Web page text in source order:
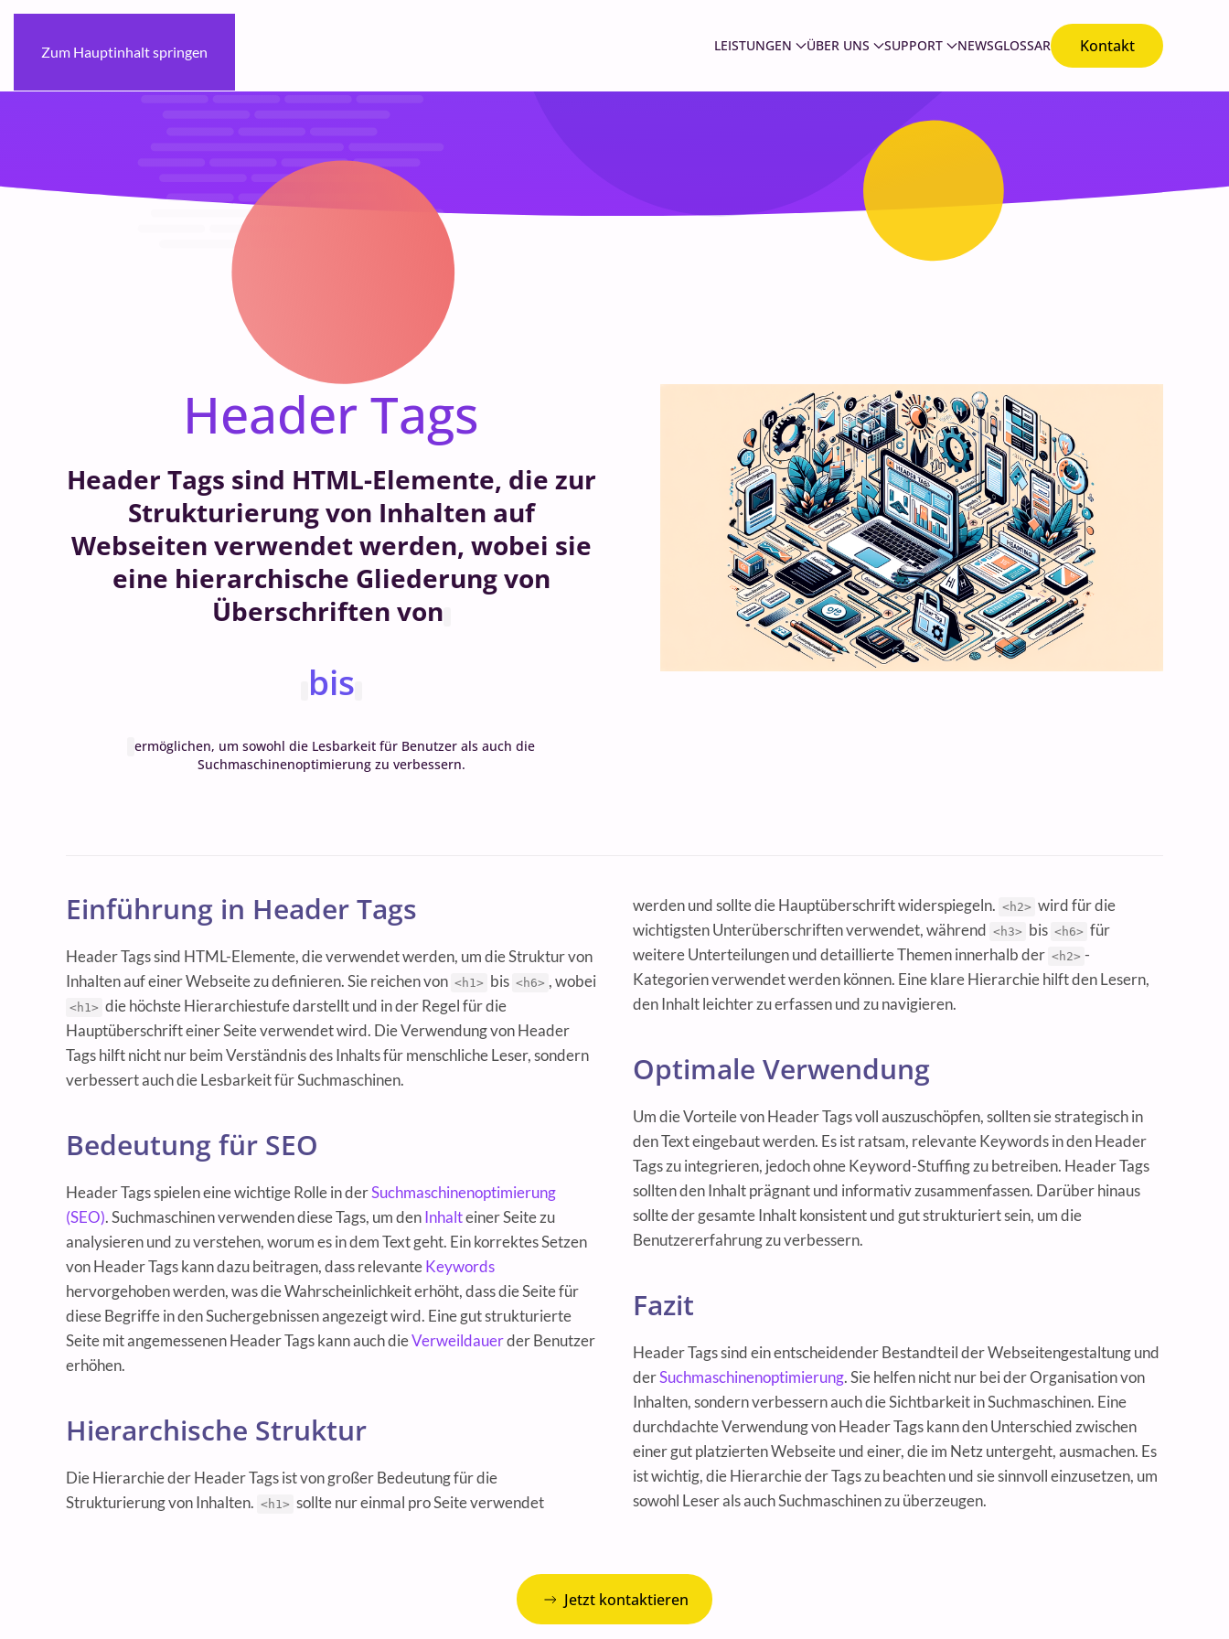
Zum Hauptinhalt springen LEISTUNGEN ÜBER UNS SUPPORT NEWSGLOSSAR Kontakt
Header Tags
Header Tags sind HTML-Elemente, die zur
Strukturierung von Inhalten auf
Webseiten verwendet werden, wobei sie
eine hierarchische Gliederung von
Überschriften von
bis
ermöglichen, um sowohl die Lesbarkeit für Benutzer als auch die
Suchmaschinenoptimierung zu verbessern.
Einführung in Header Tags
Header Tags sind HTML-Elemente, die verwendet werden, um die Struktur von
Inhalten auf einer Webseite zu definieren. Sie reichen von <h1> bis <h6> , wobei
<h1> die höchste Hierarchiestufe darstellt und in der Regel für die
Hauptüberschrift einer Seite verwendet wird. Die Verwendung von Header
Tags hilft nicht nur beim Verständnis des Inhalts für menschliche Leser, sondern
verbessert auch die Lesbarkeit für Suchmaschinen.
Bedeutung für SEO
Header Tags spielen eine wichtige Rolle in derSuchmaschinenoptimierung
(SEO). Suchmaschinen verwenden diese Tags, um denInhalteiner Seite zu
analysieren und zu verstehen, worum es in dem Text geht. Ein korrektes Setzen
von Header Tags kann dazu beitragen, dass relevanteKeywords
hervorgehoben werden, was die Wahrscheinlichkeit erhöht, dass die Seite für
diese Begriffe in den Suchergebnissen angezeigt wird. Eine gut strukturierte
Seite mit angemessenen Header Tags kann auch dieVerweildauerder Benutzer
erhöhen.
Hierarchische Struktur
Die Hierarchie der Header Tags ist von großer Bedeutung für die
Strukturierung von Inhalten. <h1> sollte nur einmal pro Seite verwendet
werden und sollte die Hauptüberschrift widerspiegeln. <h2> wird für die
wichtigsten Unterüberschriften verwendet, während <h3> bis <h6> für
weitere Unterteilungen und detaillierte Themen innerhalb der <h2> -
Kategorien verwendet werden können. Eine klare Hierarchie hilft den Lesern,
den Inhalt leichter zu erfassen und zu navigieren.
Optimale Verwendung
Um die Vorteile von Header Tags voll auszuschöpfen, sollten sie strategisch in
den Text eingebaut werden. Es ist ratsam, relevante Keywords in den Header
Tags zu integrieren, jedoch ohne Keyword-Stuffing zu betreiben. Header Tags
sollten den Inhalt prägnant und informativ zusammenfassen. Darüber hinaus
sollte der gesamte Inhalt konsistent und gut strukturiert sein, um die
Benutzererfahrung zu verbessern.
Fazit
Header Tags sind ein entscheidender Bestandteil der Webseitengestaltung und
derSuchmaschinenoptimierung. Sie helfen nicht nur bei der Organisation von
Inhalten, sondern verbessern auch die Sichtbarkeit in Suchmaschinen. Eine
durchdachte Verwendung von Header Tags kann den Unterschied zwischen
einer gut platzierten Webseite und einer, die im Netz untergeht, ausmachen. Es
ist wichtig, die Hierarchie der Tags zu beachten und sie sinnvoll einzusetzen, um
sowohl Leser als auch Suchmaschinen zu überzeugen.
Jetzt kontaktieren